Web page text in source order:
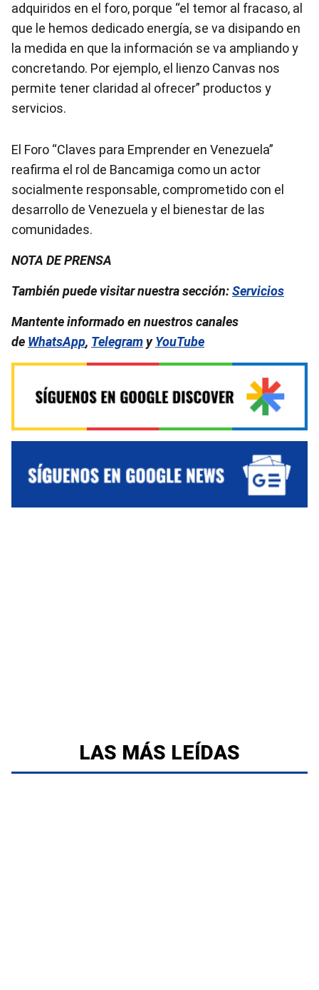
adquiridos en el foro, porque “el temor al fracaso, al
que le hemos dedicado energía, se va disipando en
la medida en que la información se va ampliando y
concretando. Por ejemplo, el lienzo Canvas nos
permite tener claridad al ofrecer” productos y
servicios.
El Foro “Claves para Emprender en Venezuela”
reafirma el rol de Bancamiga como un actor
socialmente responsable, comprometido con el
desarrollo de Venezuela y el bienestar de las
comunidades.
NOTA DE PRENSA
También puede visitar nuestra sección:Servicios
Mantente informado en nuestros canales
de WhatsApp, TelegramyYouTube
LAS MÁS LEÍDAS